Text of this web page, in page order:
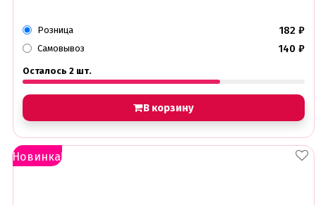
Розница 182 ₽
Самовывоз 140 ₽
Осталось 2 шт.
В корзину
Новинка!